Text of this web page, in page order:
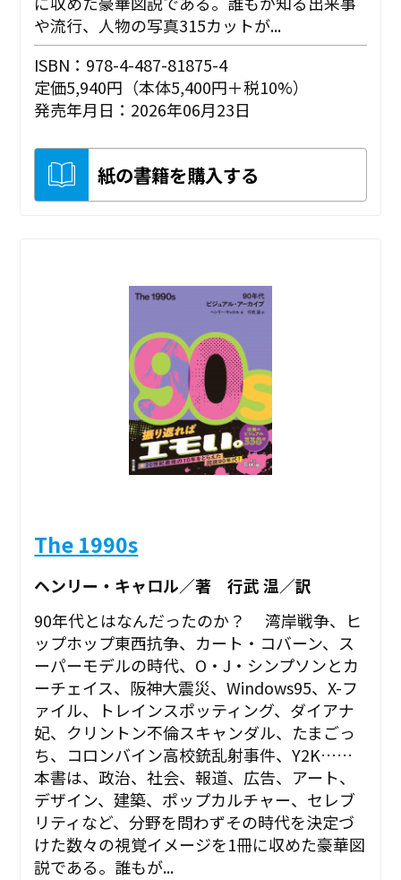
や流行、人物の写真315カットが...
ISBN：978-4-487-81875-4
定価5,940円（本体5,400円＋税10%）
発売年月日：2026年06月23日
紙の書籍を購入する
The 1990s
ヘンリー・キャロル／著 行武 温／訳
90年代とはなんだったのか？ 湾岸戦争、ヒ
ップホップ東西抗争、カート・コバーン、ス
ーパーモデルの時代、O・J・シンプソンとカ
ーチェイス、阪神大震災、Windows95、X-フ
ァイル、トレインスポッティング、ダイアナ
妃、クリントン不倫スキャンダル、たまごっ
ち、コロンバイン高校銃乱射事件、Y2K……
本書は、政治、社会、報道、広告、アート、
デザイン、建築、ポップカルチャー、セレブ
リティなど、分野を問わずその時代を決定づ
けた数々の視覚イメージを1冊に収めた豪華図
説である。誰もが...